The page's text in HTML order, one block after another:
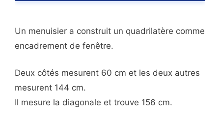
Un menuisier a construit un quadrilatère comme
encadrement de fenêtre.
Deux côtés mesurent 60 cm et les deux autres
mesurent 144 cm.
Il mesure la diagonale et trouve 156 cm.